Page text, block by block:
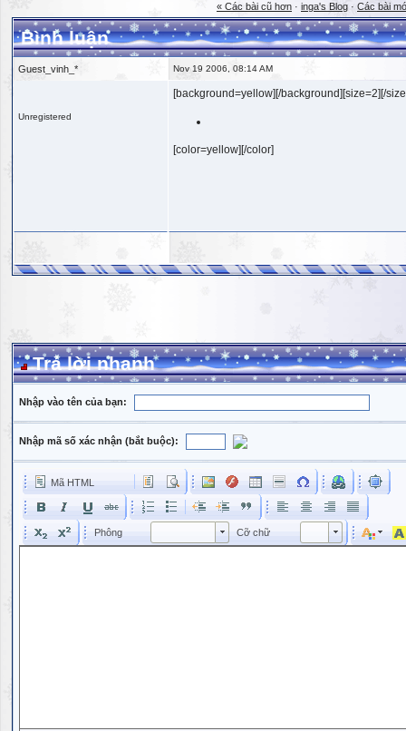
« Các bài cũ hơn · inga's Blog · Các bài
Bình luận
Guest_vinh_* Nov 19 2006, 08:14 AM
Unregistered
[background=yellow][/background][size=2][/
[color=yellow][/color]
Trả lời nhanh
Nhập vào tên của bạn:
Nhập mã số xác nhận (bắt buộc):
Mã HTML
Phông Phông Cỡ chữ Kích cỡ phông